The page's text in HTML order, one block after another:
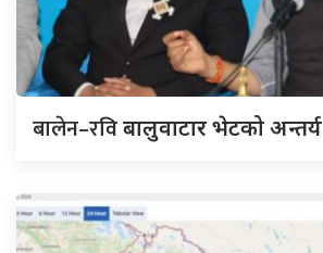
बालेन–रविबालुवाटार भेटको अन्तर्य